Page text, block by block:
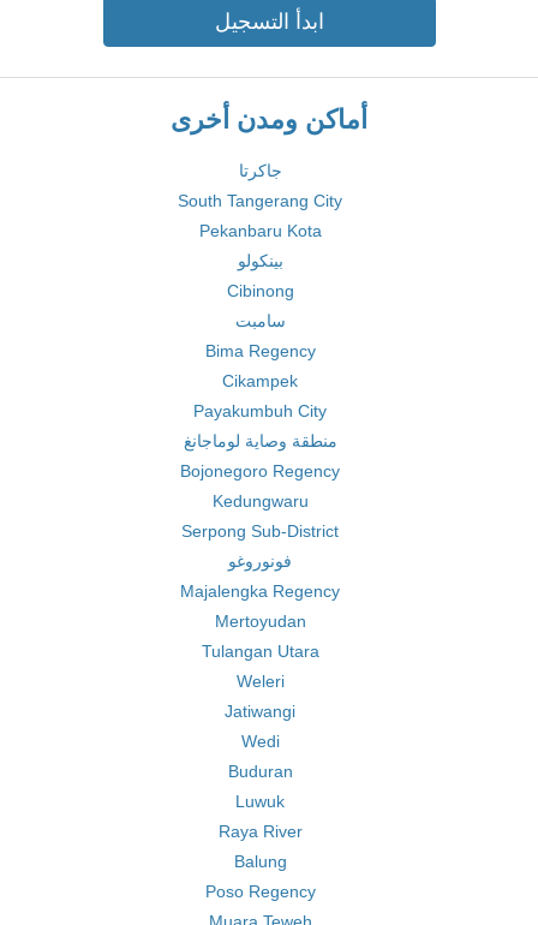
ابدأ التسجيل
أماكن ومدن أخرى
جاكرتا
South Tangerang City
Pekanbaru Kota
بينكولو
Cibinong
سامبت
Bima Regency
Cikampek
Payakumbuh City
منطقة وصاية لوماجانغ
Bojonegoro Regency
Kedungwaru
Serpong Sub-District
فونوروغو
Majalengka Regency
Mertoyudan
Tulangan Utara
Weleri
Jatiwangi
Wedi
Buduran
Luwuk
Raya River
Balung
Poso Regency